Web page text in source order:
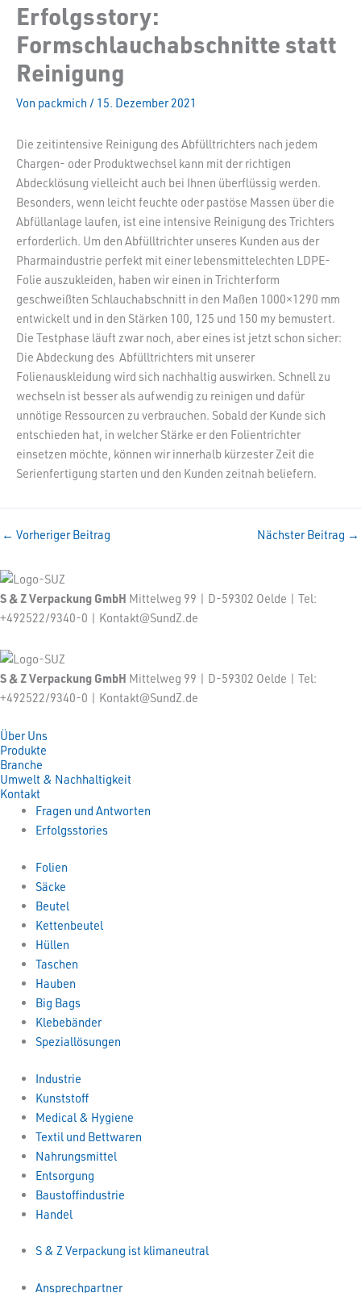
Erfolgsstory:
Formschlauchabschnitte statt
Reinigung
Von packmich / 15. Dezember 2021
Die zeitintensive Reinigung des Abfülltrichters nach jedem
Chargen- oder Produktwechsel kann mit der richtigen
Abdecklösung vielleicht auch bei Ihnen überflüssig werden.
Besonders, wenn leicht feuchte oder pastöse Massen über die
Abfüllanlage laufen, ist eine intensive Reinigung des Trichters
erforderlich. Um den Abfülltrichter unseres Kunden aus der
Pharmaindustrie perfekt mit einer lebensmittelechten LDPE-
Folie auszukleiden, haben wir einen in Trichterform
geschweißten Schlauchabschnitt in den Maßen 1000×1290 mm
entwickelt und in den Stärken 100, 125 und 150 my bemustert.
Die Testphase läuft zwar noch, aber eines ist jetzt schon sicher:
Die Abdeckung des Abfülltrichters mit unserer
Folienauskleidung wird sich nachhaltig auswirken. Schnell zu
wechseln ist besser als aufwendig zu reinigen und dafür
unnötige Ressourcen zu verbrauchen. Sobald der Kunde sich
entschieden hat, in welcher Stärke er den Folientrichter
einsetzen möchte, können wir innerhalb kürzester Zeit die
Serienfertigung starten und den Kunden zeitnah beliefern.
← Vorheriger Beitrag Nächster Beitrag →
S & Z Verpackung GmbH Mittelweg 99 | D-59302 Oelde | Tel:
+492522/9340-0 | Kontakt@SundZ.de
S & Z Verpackung GmbH Mittelweg 99 | D-59302 Oelde | Tel:
+492522/9340-0 | Kontakt@SundZ.de
Über Uns
Produkte
Branche
Umwelt & Nachhaltigkeit
Kontakt
Fragen und Antworten
Erfolgsstories
Folien
Säcke
Beutel
Kettenbeutel
Hüllen
Taschen
Hauben
Big Bags
Klebebänder
Speziallösungen
Industrie
Kunststoff
Medical & Hygiene
Textil und Bettwaren
Nahrungsmittel
Entsorgung
Baustoffindustrie
Handel
S & Z Verpackung ist klimaneutral
Ansprechpartner